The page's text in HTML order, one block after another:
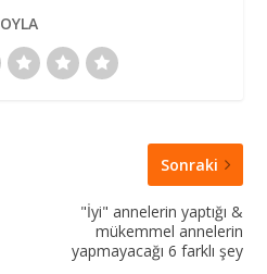
OYLA
Sonraki
"İyi" annelerin yaptığı &
mükemmel annelerin
yapmayacağı 6 farklı şey